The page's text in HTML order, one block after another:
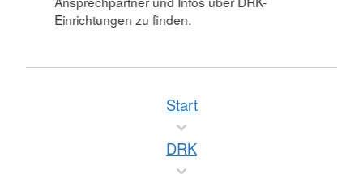
Einrichtungen zu finden.
Start
DRK